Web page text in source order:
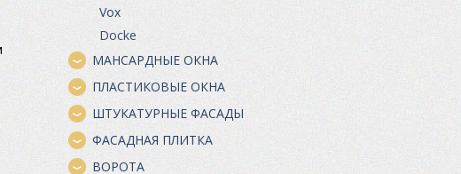
Vox
Docke
МАНСАРДНЫЕ ОКНА
ПЛАСТИКОВЫЕ ОКНА
ШТУКАТУРНЫЕ ФАСАДЫ
ФАСАДНАЯ ПЛИТКА
ВОРОТА